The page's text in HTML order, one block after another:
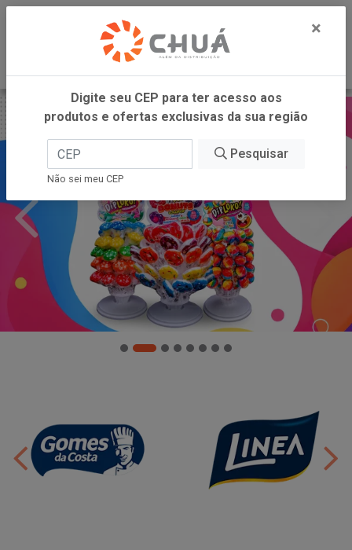
×
Digite seu CEP para ter acesso aos
produtos e ofertas exclusivas da sua região
Pesquisar
Não sei meu CEP